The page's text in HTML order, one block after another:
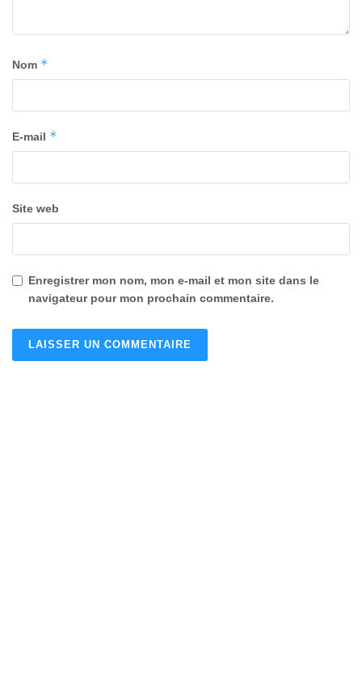
Nom *
E-mail *
Site web
Enregistrer mon nom, mon e-mail et mon site dans le
navigateur pour mon prochain commentaire.